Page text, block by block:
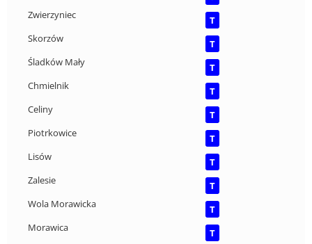
Zwierzyniec
T
Skorzów
T
Śladków Mały
T
Chmielnik
T
Celiny
T
Piotrkowice
T
Lisów
T
Zalesie
T
Wola Morawicka
T
Morawica
T